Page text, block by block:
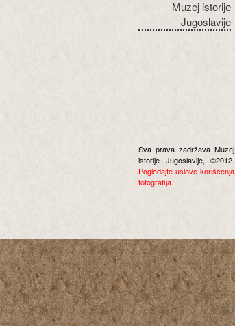
Muzej istorije
Jugoslavije
Sva prava zadržava Muzej
istorije Jugoslavije, ©2012.
Pogledajte uslove korišćenja
fotografija